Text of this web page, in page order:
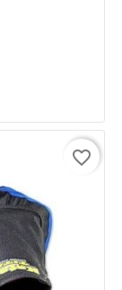
favorite_border